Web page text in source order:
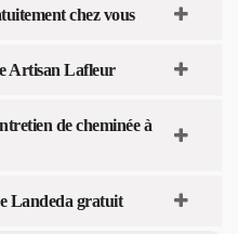
chez vous
Artisan Lafleur
de cheminée à
Landeda gratuit